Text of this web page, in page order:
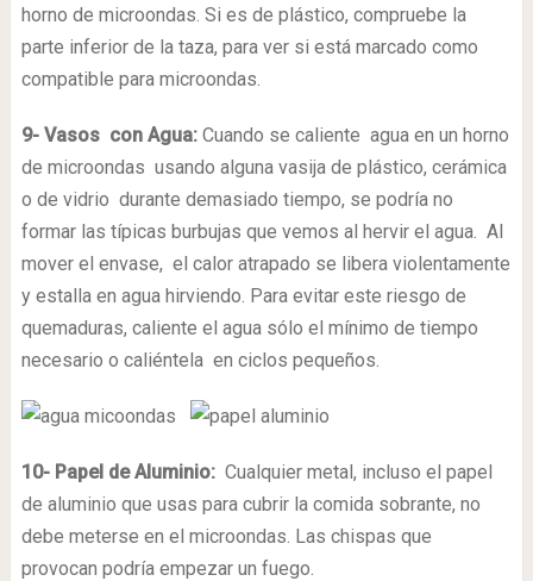
horno de microondas. Si es de plástico, compruebe la
parte inferior de la taza, para ver si está marcado como
compatible para microondas.
9- Vasos con Agua:Cuando se caliente agua en un horno
de microondas usando alguna vasija de plástico, cerámica
o de vidrio durante demasiado tiempo, se podría no
formar las típicas burbujas que vemos al hervir el agua. Al
mover el envase, el calor atrapado se libera violentamente
y estalla en agua hirviendo. Para evitar este riesgo de
quemaduras, caliente el agua sólo el mínimo de tiempo
necesario o caliéntela en ciclos pequeños.
10- Papel de Aluminio: Cualquier metal, incluso el papel
de aluminio que usas para cubrir la comida sobrante, no
debe meterse en el microondas. Las chispas que
provocan podría empezar un fuego.